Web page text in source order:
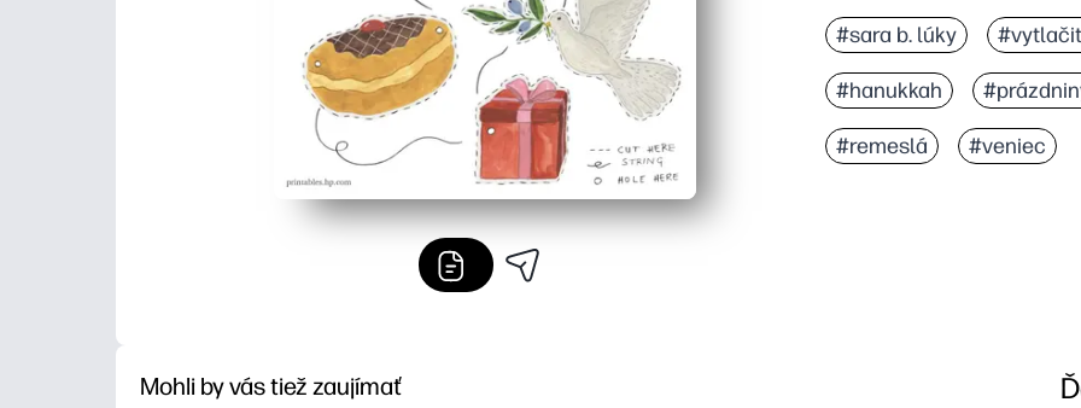
Nulová príprava - stačí
Bezproblémová
Buduje jemné
Flexibilné a
#sara b. lúky
#hanukkah
#remeslá #veniec
Mohli by vás tiež zaujímať